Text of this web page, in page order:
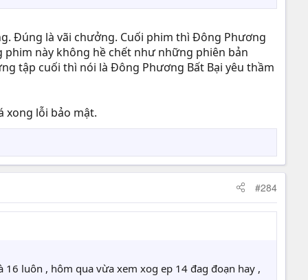
Đúng là vãi chưởng. Cuối phim thì Đông Phương
này không hề chết như những phiên bản
tập cuối thì nói là Đông Phương Bất Bại yêu thầm
xong lỗi bảo mật.
#284
16 luôn , hôm qua vừa xem xog ep 14 đag đoạn hay ,